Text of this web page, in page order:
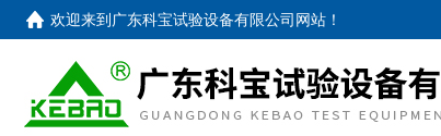
欢迎来到 广东科宝试验设备有限公司网站 ！